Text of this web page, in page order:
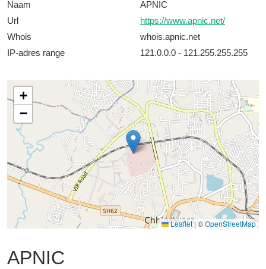
Naam
APNIC
Url
https://www.apnic.net/
Whois
whois.apnic.net
IP-adres range
121.0.0.0 - 121.255.255.255
+
−
Leaflet | ©OpenStreetMap
APNIC